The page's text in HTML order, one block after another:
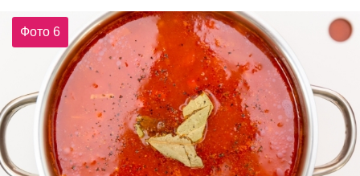
Фото 6